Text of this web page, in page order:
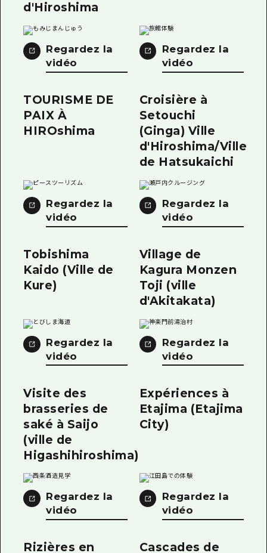
d'Hiroshima
Regardez la
vidéo
Regardez la
vidéo
TOURISME DE
PAIX À
HIROshima
Regardez la
vidéo
Croisière à
Setouchi
(Ginga) Ville
d'Hiroshima/Ville
de Hatsukaichi
Regardez la
vidéo
Tobishima
Kaido (Ville de
Kure)
Regardez la
vidéo
Village de
Kagura Monzen
Toji (ville
d'Akitakata)
Regardez la
vidéo
Visite des
brasseries de
saké à Saijo
(ville de
Higashihiroshima)
Regardez la
vidéo
Expériences à
Etajima (Etajima
City)
Regardez la
vidéo
Rizières en Cascades de